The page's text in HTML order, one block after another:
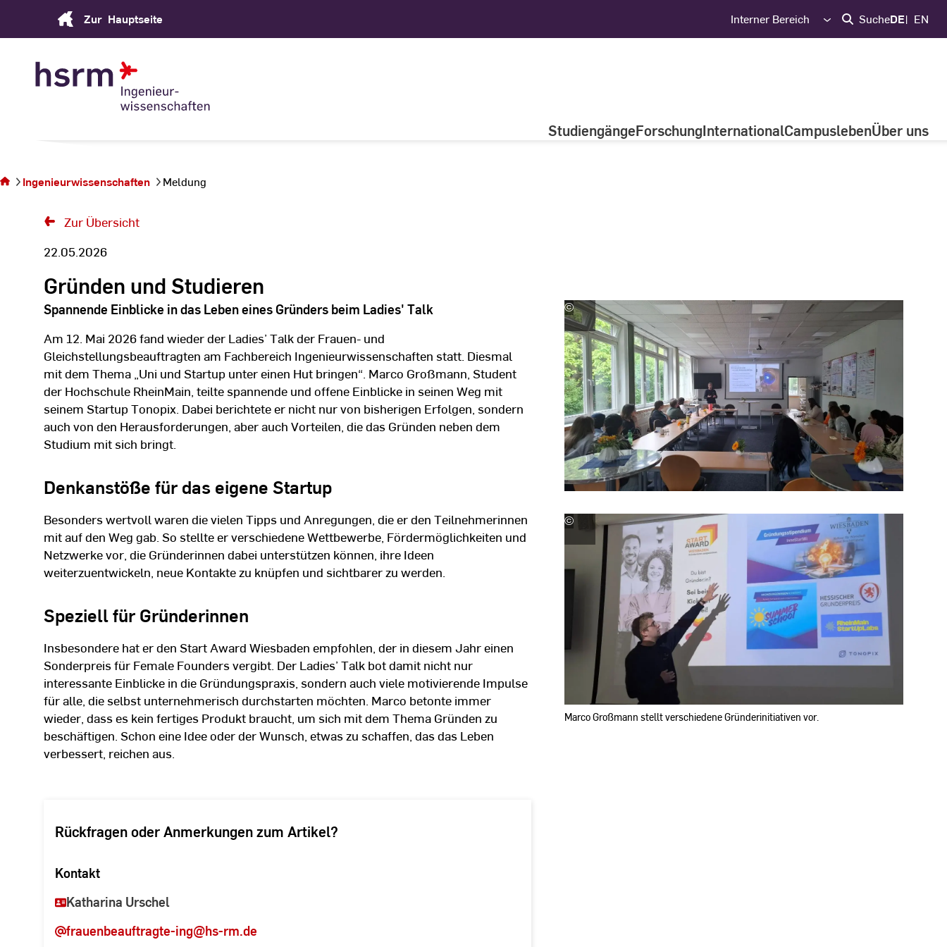
Zur Hauptseite Interner Bereich SucheDE EN
StudiengängeForschungInternationalCampuslebenÜber uns
sich aufIngenieurwissenschaften Meldung
Zur Übersicht
22.05.2026
Gründen und Studieren
©
Katharina
Urschel
©
Katharina
Urschel
Marco Großmann stellt verschiedene Gründerinitiativen vor.
Spannende Einblicke in das Leben eines Gründers beim Ladies' Talk
Am 12. Mai 2026 fand wieder der Ladies’ Talk der Frauen- und
Gleichstellungsbeauftragten am Fachbereich Ingenieurwissenschaften statt. Diesmal
mit dem Thema „Uni und Startup unter einen Hut bringen“. Marco Großmann, Student
der Hochschule RheinMain, teilte spannende und offene Einblicke in seinen Weg mit
seinem Startup Tonopix. Dabei berichtete er nicht nur von bisherigen Erfolgen, sondern
auch von den Herausforderungen, aber auch Vorteilen, die das Gründen neben dem
Studium mit sich bringt.
Denkanstöße für das eigene Startup
Besonders wertvoll waren die vielen Tipps und Anregungen, die er den Teilnehmerinnen
mit auf den Weg gab. So stellte er verschiedene Wettbewerbe, Fördermöglichkeiten und
Netzwerke vor, die Gründerinnen dabei unterstützen können, ihre Ideen
weiterzuentwickeln, neue Kontakte zu knüpfen und sichtbarer zu werden.
Speziell für Gründerinnen
Insbesondere hat er den Start Award Wiesbaden empfohlen, der in diesem Jahr einen
Sonderpreis für Female Founders vergibt. Der Ladies’ Talk bot damit nicht nur
interessante Einblicke in die Gründungspraxis, sondern auch viele motivierende Impulse
für alle, die selbst unternehmerisch durchstarten möchten. Marco betonte immer
wieder, dass es kein fertiges Produkt braucht, um sich mit dem Thema Gründen zu
beschäftigen. Schon eine Idee oder der Wunsch, etwas zu schaffen, das das Leben
verbessert, reichen aus.
Rückfragen oder Anmerkungen zum Artikel?
Kontakt
Katharina Urschel
frauenbeauftragte-ing@hs-rm.de